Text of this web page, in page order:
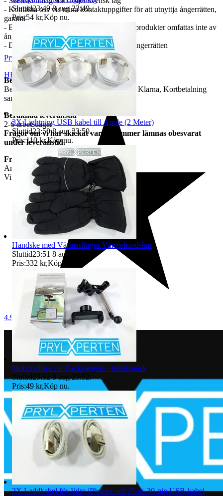
- Kontakta oss via mina kontaktuppgifter för att utnyttja ångerrätten,
garanti
- Batterier, engångsprodukter samt hygienprodukter omfattas inte av
ångerrätten
- Du som köpare står för returfrakten vid ångerrätten
Betalning
Betalning sker via Tradera som möjlig gör Klarna, Kortbetalning
samt Swish.....
Beräknad leveranstid
2-6 arbetsdagar
Frågor om vi har skickat varan kommer lämnas obesvarat
under leveranstid.
Frakt
Angiven i tradera annonsen
Vi har inte Samfrakt.
Prylxperten
HELSINGBORG, Sverige
4.9
Sluttid23:49 8 aug 23:49.
Pris:54 kr,Köp nu.
3X Lightning USB kabel till Apple (2 Meter)
Sluttid23:50 8 aug 23:50.
Pris:110 kr,Köp nu.
Handske med Värmeslingor Värmehandskar
Sluttid23:51 8 aug 23:51
Pris:332 kr,Köp nu
Mobilhållare för Backspegeln - teleskopisk
Sluttid23:52 8 aug 23:52.
Pris:49 kr,Köp nu.
2X Laddkabel för äldre iPhones och iPads 30-pin USB-kabel